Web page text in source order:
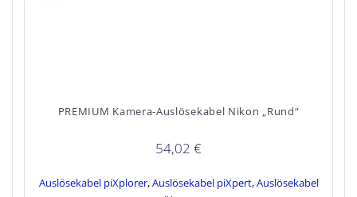
PREMIUM Kamera-Auslösekabel Nikon „Rund“
54,02 €
Auslösekabel piXplorer,Auslösekabel piXpert,Auslösekabel